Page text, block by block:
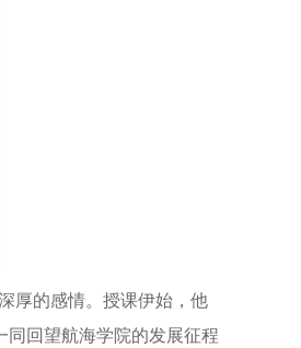
厚的感情。授课伊始，他
同回望航海学院的发展征程